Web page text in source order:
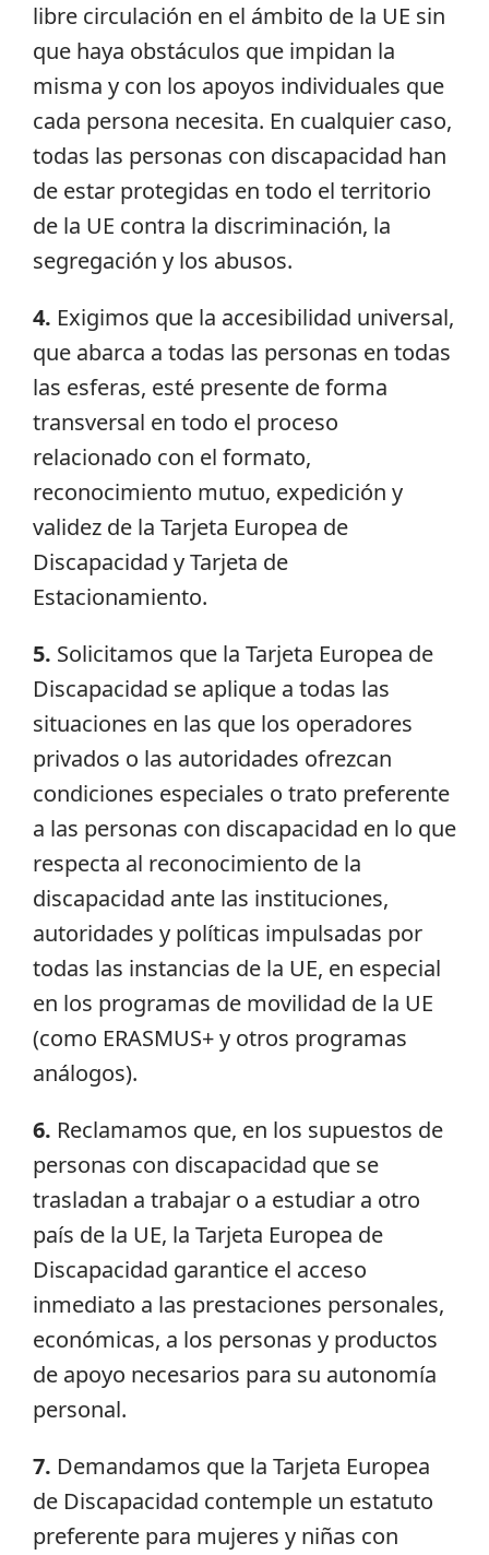
libre circulación en el ámbito de la UE sin
que haya obstáculos que impidan la
misma y con los apoyos individuales que
cada persona necesita. En cualquier caso,
todas las personas con discapacidad han
de estar protegidas en todo el territorio
de la UE contra la discriminación, la
segregación y los abusos.
4. Exigimos que la accesibilidad universal,
que abarca a todas las personas en todas
las esferas, esté presente de forma
transversal en todo el proceso
relacionado con el formato,
reconocimiento mutuo, expedición y
validez de la Tarjeta Europea de
Discapacidad y Tarjeta de
Estacionamiento.
5. Solicitamos que la Tarjeta Europea de
Discapacidad se aplique a todas las
situaciones en las que los operadores
privados o las autoridades ofrezcan
condiciones especiales o trato preferente
a las personas con discapacidad en lo que
respecta al reconocimiento de la
discapacidad ante las instituciones,
autoridades y políticas impulsadas por
todas las instancias de la UE, en especial
en los programas de movilidad de la UE
(como ERASMUS+ y otros programas
análogos).
6. Reclamamos que, en los supuestos de
personas con discapacidad que se
trasladan a trabajar o a estudiar a otro
país de la UE, la Tarjeta Europea de
Discapacidad garantice el acceso
inmediato a las prestaciones personales,
económicas, a los personas y productos
de apoyo necesarios para su autonomía
personal.
7. Demandamos que la Tarjeta Europea
de Discapacidad contemple un estatuto
preferente para mujeres y niñas con